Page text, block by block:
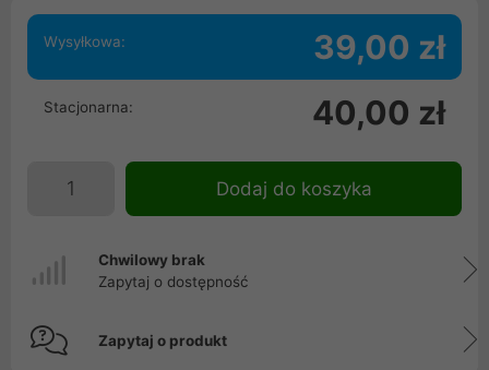
Wysyłkowa: 39,00 zł
Stacjonarna: 40,00 zł
Dodaj do koszyka
Chwilowy brak
Zapytaj o dostępność
Zapytaj o produkt